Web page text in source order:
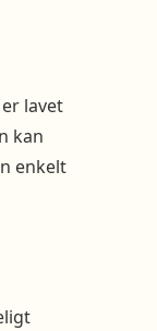
lavet
kan
enkelt